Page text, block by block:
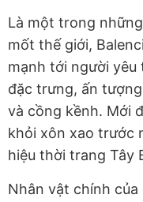
Là một trong
mốt thế giới,
mạnh tới người
đặc trưng, ấn
và cồng kềnh. Mới
khỏi xôn xao trước
hiệu thời trang Tây
Nhân vật chính của